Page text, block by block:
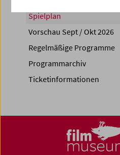
Spielplan
Vorschau Sept / Okt 2026
Regelmäßige Programme
Programmarchiv
Ticketinformationen